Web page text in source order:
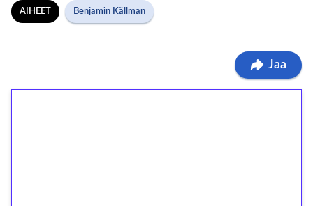
AIHEET Benjamin Källman
Jaa